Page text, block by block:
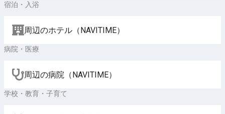
宿泊・入浴
周辺のホテル（NAVITIME）
病院・医療
周辺の病院（NAVITIME）
学校・教育・子育て